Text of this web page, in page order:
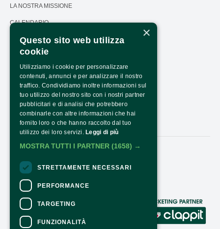
LA NOSTRA MISSIONE
CALENDARIO
PRESS AREA
TRASPARENZA
PTRASPARENZA NRR - NEXTGENERATIONEU
COME ARRIVARE
ORARI E COSTI
CONTATTI
CONTATTI
Per informazioni e supporto all'acquisto
×
Questo sito web utilizza
cookie
Utilizziamo i cookie per personalizzare
contenuti, annunci e per analizzare il nostro
traffico. Condividiamo inoltre informazioni sul
tuo utilizzo del nostro sito con i nostri partner
pubblicitari e di analisi che potrebbero
combinarle con altre informazioni che hai
fornito loro o che hanno raccolto dal tuo
utilizzo dei loro servizi. Leggi di più
MOSTRA TUTTI I PARTNER (1658) →
STRETTAMENTE NECESSARI
PERFORMANCE
TARGETING
FUNZIONALITÀ